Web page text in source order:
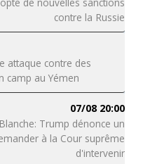
contre la Russie
attaque contre des
camp au Yémen
07/08 20:00
Trump dénonce un
à la Cour suprême
d'intervenir